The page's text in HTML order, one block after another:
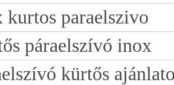
kurtos paraelszivo
páraelszívó inox
kürtős